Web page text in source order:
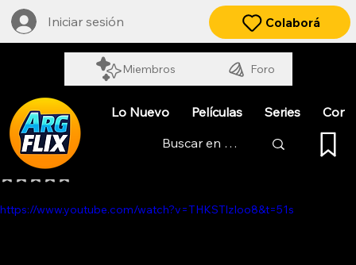
Iniciar sesión
Miembros Foro
Colaborá
Lo Nuevo Películas Series
LA TREGUA
Obtuvo NaN de 5 estrellas.
https://www.youtube.com/watch?v=THKSTlzIoo8&t=51s